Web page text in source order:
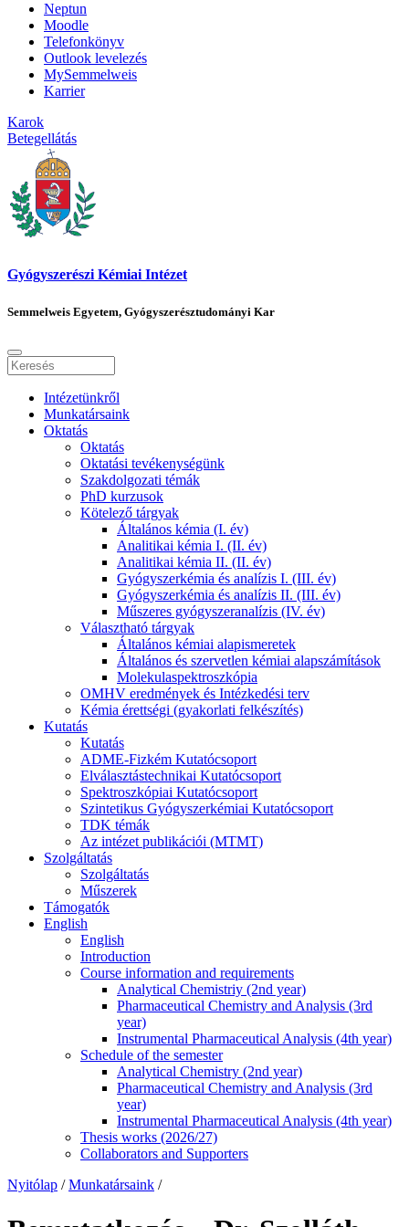
Neptun
Moodle
Telefonkönyv
Outlook levelezés
MySemmelweis
Karrier
Karok
Betegellátás
Gyógyszerészi Kémiai Intézet
Semmelweis Egyetem, Gyógyszerésztudományi Kar
Intézetünkről
Munkatársaink
Oktatás
Oktatás
Oktatási tevékenységünk
Szakdolgozati témák
PhD kurzusok
Kötelező tárgyak
Általános kémia (I. év)
Analitikai kémia I. (II. év)
Analitikai kémia II. (II. év)
Gyógyszerkémia és analízis I. (III. év)
Gyógyszerkémia és analízis II. (III. év)
Műszeres gyógyszeranalízis (IV. év)
Választható tárgyak
Általános kémiai alapismeretek
Általános és szervetlen kémiai alapszámítások
Molekulaspektroszkópia
OMHV eredmények és Intézkedési terv
Kémia érettségi (gyakorlati felkészítés)
Kutatás
Kutatás
ADME-Fizkém Kutatócsoport
Elválasztástechnikai Kutatócsoport
Spektroszkópiai Kutatócsoport
Szintetikus Gyógyszerkémiai Kutatócsoport
TDK témák
Az intézet publikációi (MTMT)
Szolgáltatás
Szolgáltatás
Műszerek
Támogatók
English
English
Introduction
Course information and requirements
Analytical Chemistriy (2nd year)
Pharmaceutical Chemistry and Analysis (3rd
year)
Instrumental Pharmaceutical Analysis (4th year)
Schedule of the semester
Analytical Chemistry (2nd year)
Pharmaceutical Chemistry and Analysis (3rd
year)
Instrumental Pharmaceutical Analysis (4th year)
Thesis works (2026/27)
Collaborators and Supporters
Nyitólap / Munkatársaink /